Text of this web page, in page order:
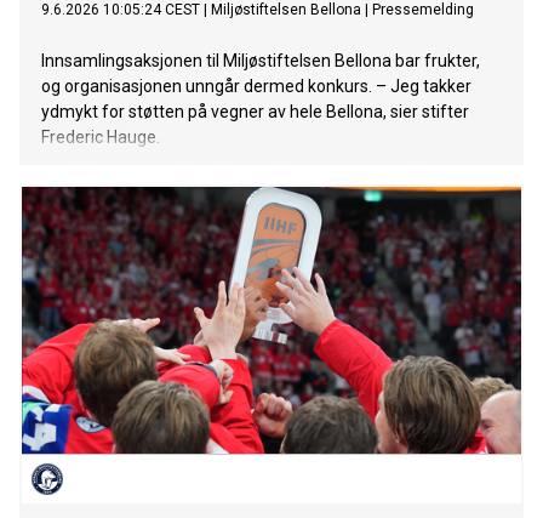
9.6.2026 10:05:24 CEST Miljøstiftelsen Bellona Pressemelding
Innsamlingsaksjonen til Miljøstiftelsen Bellona bar frukter,
og organisasjonen unngår dermed konkurs. – Jeg takker
ydmykt for støtten på vegner av hele Bellona, sier stifter
Frederic Hauge.